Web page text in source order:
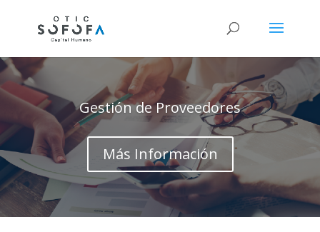
Gestión de Proveedores
Más Información